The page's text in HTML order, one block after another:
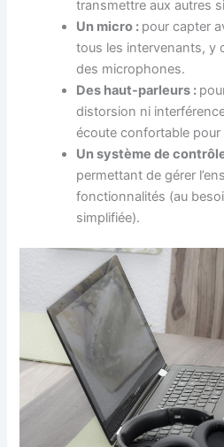
transmettre aux autres
Un micro : pour capter
tous les intervenants, y
des microphones.
Des haut-parleurs :
distorsion ni
écoute confortable pour
Un système de
permettant de gérer
fonctionnalités (au
simplifiée).